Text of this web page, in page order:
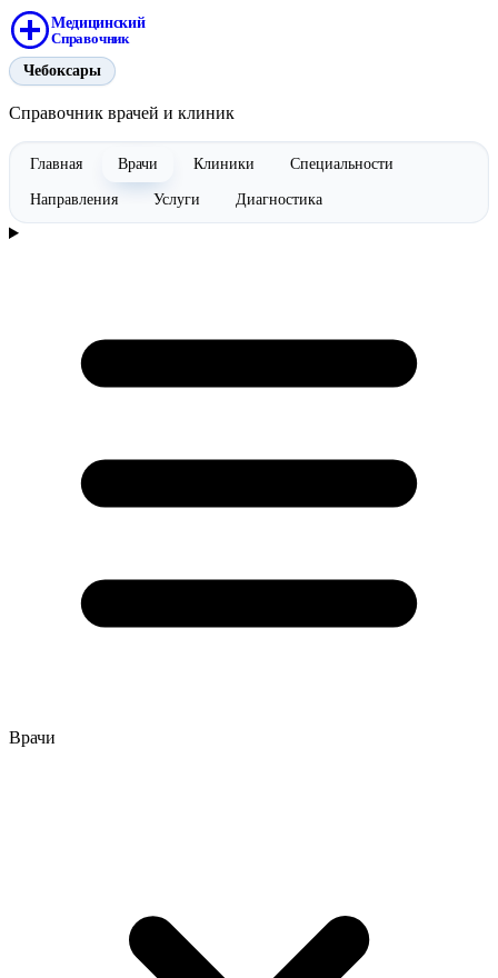
Медицинский
Справочник
Чебоксары
Справочник врачей и клиник
Главная Врачи Клиники Специальности
Направления Услуги Диагностика
Врачи